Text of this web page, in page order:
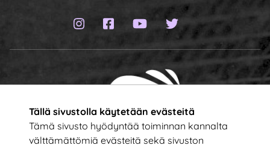
Tällä sivustolla käytetään evästeitä
Tämä sivusto hyödyntää toiminnan kannalta
välttämättömiä evästeitä sekä sivuston
Instagram-sivu
Facebook-sivu
YouTube-kanava
Twitter-sivu